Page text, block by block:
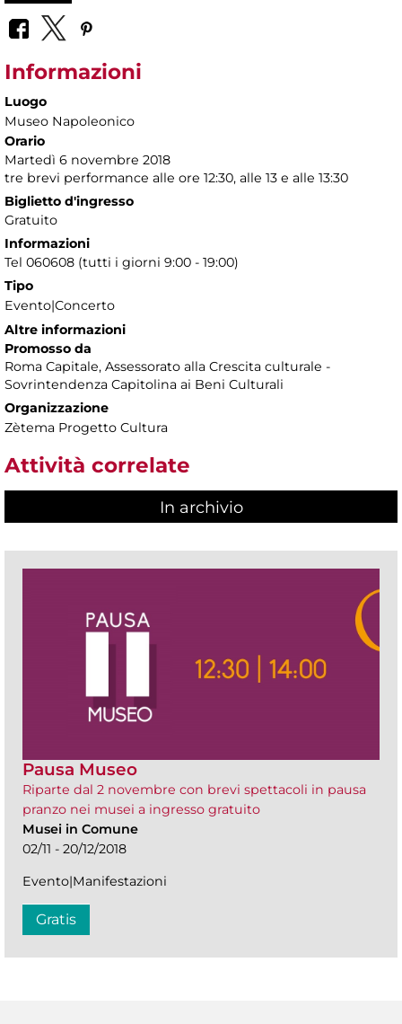
Informazioni
Luogo
Museo Napoleonico
Orario
Martedì 6 novembre 2018
tre brevi performance alle ore 12:30, alle 13 e alle 13:30
Biglietto d'ingresso
Gratuito
Informazioni
Tel 060608 (tutti i giorni 9:00 - 19:00)
Tipo
Evento|Concerto
Altre informazioni
Promosso da
Roma Capitale, Assessorato alla Crescita culturale -
Sovrintendenza Capitolina ai Beni Culturali
Organizzazione
Zètema Progetto Cultura
Attività correlate
In archivio
Pausa Museo
Riparte dal 2 novembre con brevi spettacoli in pausa
pranzo nei musei a ingresso gratuito
Musei in Comune
02/11 - 20/12/2018
Evento|Manifestazioni
Gratis